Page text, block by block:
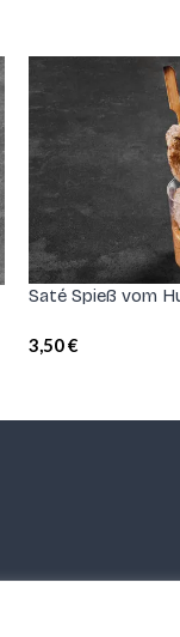
Saté Spieß vom
3,50€